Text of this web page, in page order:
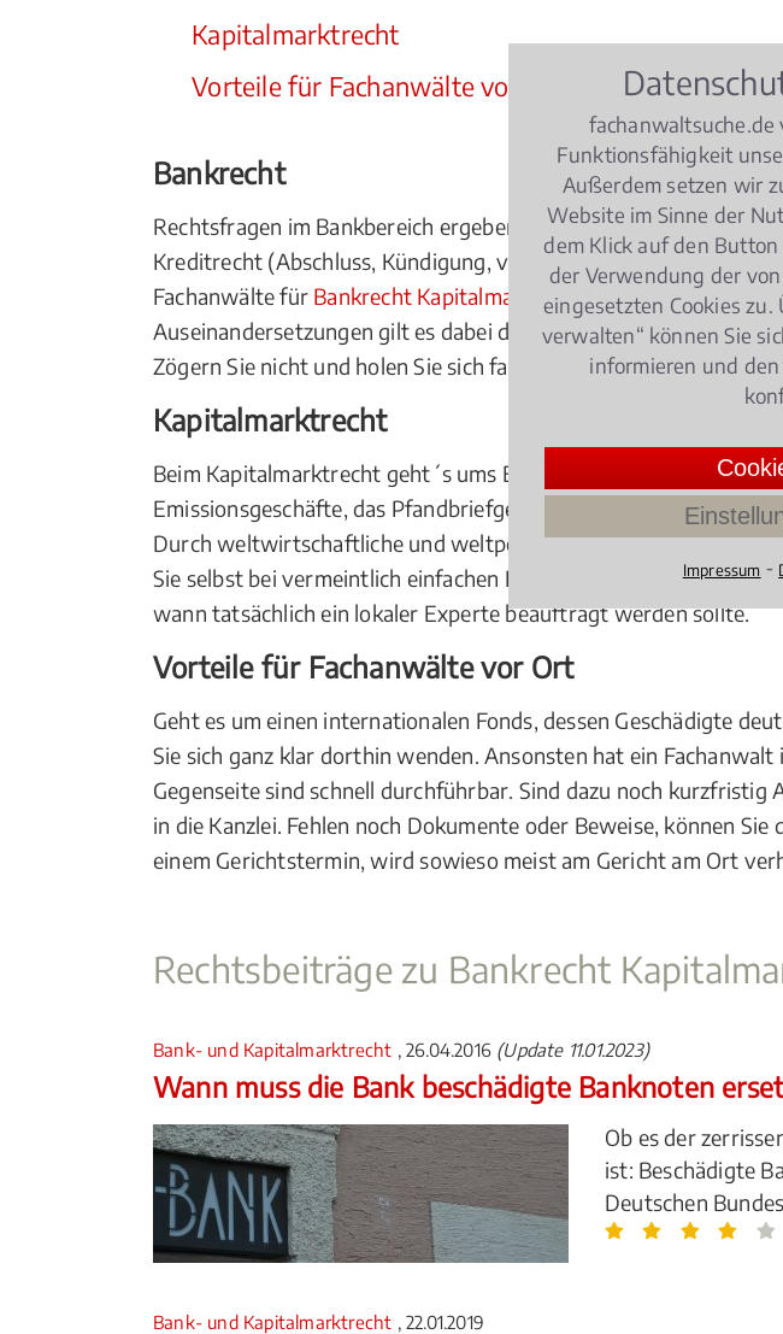
Kapitalmarktrecht
Vorteile für Fachanwälte vor Ort
Bankrecht
Rechtsfragen im Bankbereich ergeben sich hauptsächlich in
Kreditrecht (Abschluss, Kündigung, vorzeitigeKündigungund
Fachanwälte für Bankrecht Kapitalmarktrechtvertreten
Auseinandersetzungen gilt es dabei die Frage zu klären, ob
Zögern Sie nicht und holen Sie sich fachkundige Unterstützung
Kapitalmarktrecht
Beim Kapitalmarktrecht geht´s ums Eingemachte. Ob
Emissionsgeschäfte, das Pfandbriefgeschäft oder das
Durch weltwirtschaftliche und weltpolitische Einflüsse ist das
Sie selbst bei vermeintlich einfachen Fragen unbedingt den Rat
wann tatsächlich ein lokaler Experte beauftragt werden sollte.
Vorteile für Fachanwälte vor Ort
Geht es um einen internationalen Fonds, dessen Geschädigte
Sie sich ganz klar dorthin wenden. Ansonsten hat ein
Gegenseite sind schnell durchführbar. Sind dazu noch
in die Kanzlei. Fehlen noch Dokumente oder Beweise, können
einem Gerichtstermin, wird sowieso meist am Gericht am Ort
Rechtsbeiträge zu Bankrecht
Bank- und Kapitalmarktrecht , 26.04.2016 (Update 11.01.2023)
Wann muss die Bank beschädigte Banknoten
Ob es der
ist: Beschädigte
Deutschen
Bank- und Kapitalmarktrecht , 22.01.2019
fachanwaltsuche.de
Funktionsfähigkeit
Außerdem setzen wir
Website im Sinne der
dem Klick auf den Button
der Verwendung der
eingesetzten Cookies
verwalten“ können Sie
informieren und
Impressum ⁃